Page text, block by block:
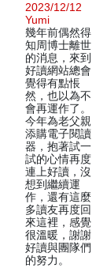
2023/12/12
Yumi
幾年前偶然得
知周博士離世
的消息，來到
好讀網站總會
覺得有點悵
然，也以為不
會再運作了。
今年為老父親
添購電子閱讀
器，抱著試一
試的心情再度
連上好讀，沒
想到繼續運
作，還有這麼
多讀友再度回
來這裡，感覺
很溫暖，謝謝
好讀與團隊們
的努力。